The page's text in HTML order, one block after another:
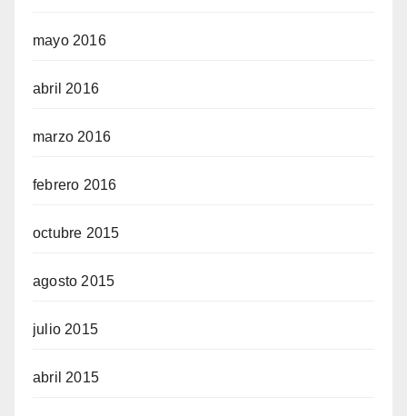
mayo 2016
abril 2016
marzo 2016
febrero 2016
octubre 2015
agosto 2015
julio 2015
abril 2015